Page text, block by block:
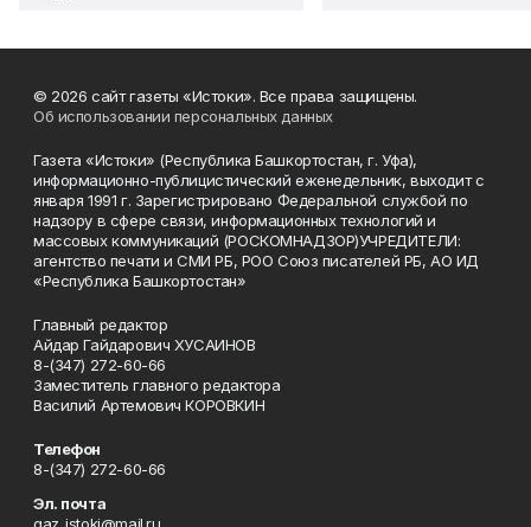
© 2026 сайт газеты «Истоки». Все права защищены.
Об использовании персональных данных
Газета «Истоки» (Республика Башкортостан, г. Уфа),
информационно-публицистический еженедельник, выходит с
января 1991 г. Зарегистрировано Федеральной службой по
надзору в сфере связи, информационных технологий и
массовых коммуникаций (РОСКОМНАДЗОР)УЧРЕДИТЕЛИ:
агентство печати и СМИ РБ, РОО Союз писателей РБ, АО ИД
«Республика Башкортостан»
Главный редактор
Айдар Гайдарович ХУСАИНОВ
8-(347) 272-60-66
Заместитель главного редактора
Василий Артемович КОРОВКИН
Телефон
8-(347) 272-60-66
Эл. почта